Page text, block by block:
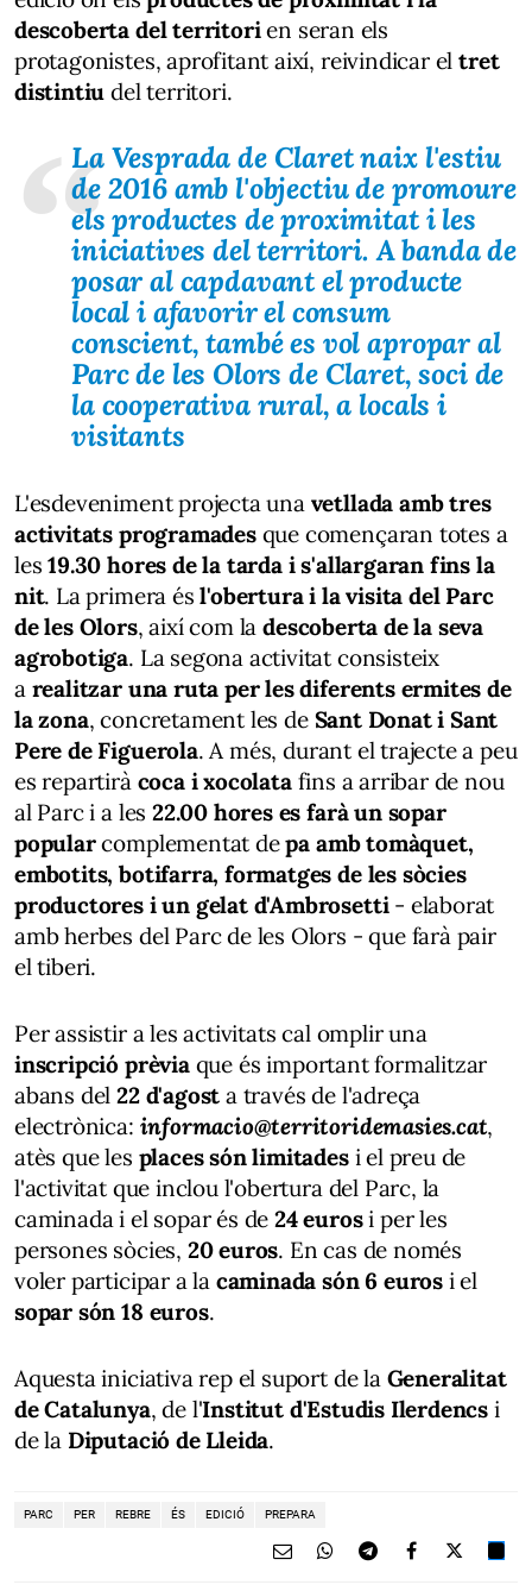
descoberta del territorien seran els
protagonistes, aprofitant així, reivindicar el tret
distintiu del territori.
La Vesprada de Claret naix l'estiu
de 2016 amb l'objectiu de promoure
els productes de proximitat i les
iniciatives del territori. A banda de
posar al capdavant el producte
local i afavorir el consum
conscient, també es vol apropar al
Parc de les Olors de Claret, soci de
la cooperativa rural, a locals i
visitants
L'esdeveniment projecta una vetllada amb tres
activitats programadesque començaran totes a
les19.30 hores de la tarda i s'allargaran fins la
nit. La primera ésl'obertura i la visita del Parc
de les Olors, així com ladescoberta de la seva
agrobotiga. La segona activitat consisteix
a realitzar una ruta per les diferents ermites de
la zona, concretament les de Sant Donat i Sant
Pere de Figuerola. A més, durant el trajecte a peu
es repartirà coca i xocolatafins a arribar de nou
al Parc i a les 22.00 hores es farà un sopar
popularcomplementat depa amb tomàquet,
embotits, botifarra, formatges de les sòcies
productores i un gelat d'Ambrosetti- elaborat
amb herbes del Parc de les Olors - que farà pair
el tiberi.
Per assistir a les activitats cal omplir una
inscripció prèviaque és important formalitzar
abans del22 d'agost a través de l'adreça
electrònica: informacio@territoridemasies.cat,
atès que les places són limitadesi el preu de
l'activitat que inclou l'obertura del Parc, la
caminada i el sopar és de24 eurosi per les
persones sòcies, 20 euros. En cas de només
voler participar a la caminada són 6 euros i el
sopar són 18 euros.
Aquesta iniciativa rep el suport de la Generalitat
de Catalunya, de l'Institut d'Estudis Ilerdencs i
de la Diputació de Lleida.
PARC PER REBRE ÉS EDICIÓ PREPARA